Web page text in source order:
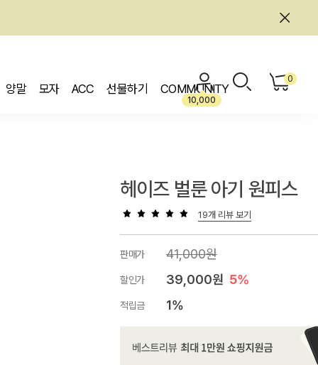
양말 모자 ACC 선물하기 COMMUNITY
10,000
0
헤이즈 벌룬 아기 원피스
19개 리뷰 보기
판매가 41,000원
할인가 39,000원 5%
적립금 1%